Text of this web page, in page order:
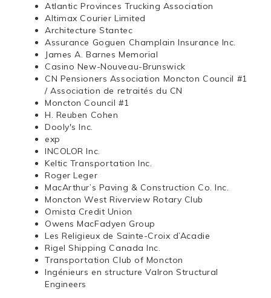
Atlantic Provinces Trucking Association
Altimax Courier Limited
Architecture Stantec
Assurance Goguen Champlain Insurance Inc.
James A. Barnes Memorial
Casino New-Nouveau-Brunswick
CN Pensioners Association Moncton Council #1
/ Association de retraités du CN
Moncton Council #1
H. Reuben Cohen
Dooly's Inc.
exp
INCOLOR Inc.
Keltic Transportation Inc.
Roger Leger
MacArthur’s Paving & Construction Co. Inc.
Moncton West Riverview Rotary Club
Omista Credit Union
Owens MacFadyen Group
Les Religieux de Sainte-Croix d’Acadie
Rigel Shipping Canada Inc.
Transportation Club of Moncton
Ingénieurs en structure Valron Structural
Engineers